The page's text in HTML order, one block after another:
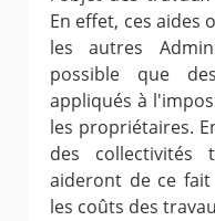
En effet, ces aides
les autres
possible que
appliqués à
les propriétaires.
des collectivités
aideront de ce
les coûts des